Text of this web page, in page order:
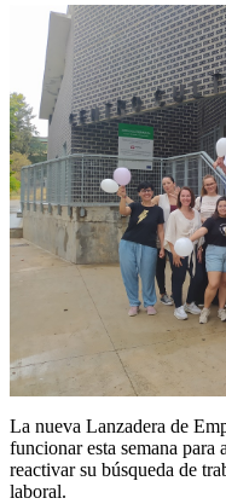
La nueva Lanzadera de
funcionar esta semana para
reactivar su búsqueda de
laboral.